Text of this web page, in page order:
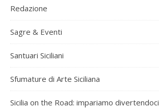
Redazione
Sagre & Eventi
Santuari Siciliani
Sfumature di Arte Siciliana
Sicilia on the Road: impariamo divertendoci